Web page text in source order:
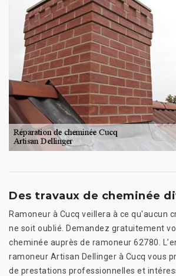
Des travaux de cheminée
Ramoneur à Cucq veillera à ce qu'aucun
ne soit oublié. Demandez gratuitement
cheminée auprès de ramoneur 62780.
ramoneur Artisan Dellinger à Cucq vous
de prestations professionnelles et